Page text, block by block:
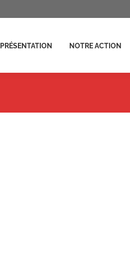
PRÉSENTATION NOTRE ACTION
ACTUALITÉS FAIRE UN DON